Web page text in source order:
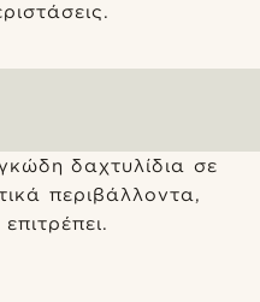
δαχτυλίδια σε
περιβάλλοντα,